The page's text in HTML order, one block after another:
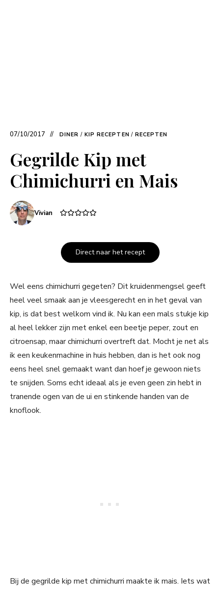
07/10/2017 DINER / KIP RECEPTEN / RECEPTEN
Gegrilde Kip met
Chimichurri en Mais
Vivian
Direct naar het recept
Wel eens chimichurri gegeten? Dit kruidenmengsel geeft
heel veel smaak aan je vleesgerecht en in het geval van
kip, is dat best welkom vind ik. Nu kan een mals stukje kip
al heel lekker zijn met enkel een beetje peper, zout en
citroensap, maar chimichurri overtreft dat. Mocht je net als
ik een keukenmachine in huis hebben, dan is het ook nog
eens heel snel gemaakt want dan hoef je gewoon niets
te snijden. Soms echt ideaal als je even geen zin hebt in
tranende ogen van de ui en stinkende handen van de
knoflook.
Bij de gegrilde kip met chimichurri maakte ik mais. Iets wat